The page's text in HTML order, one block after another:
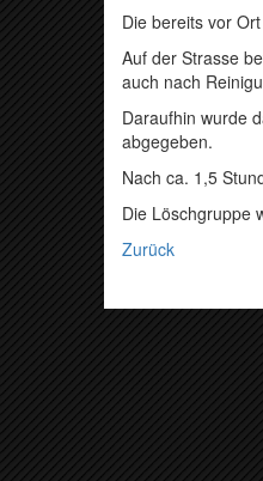
Die bereits vor
Auf der Strasse
auch nach
Daraufhin wurde
abgegeben.
Nach ca. 1,5
Die Löschgruppe
Zurück